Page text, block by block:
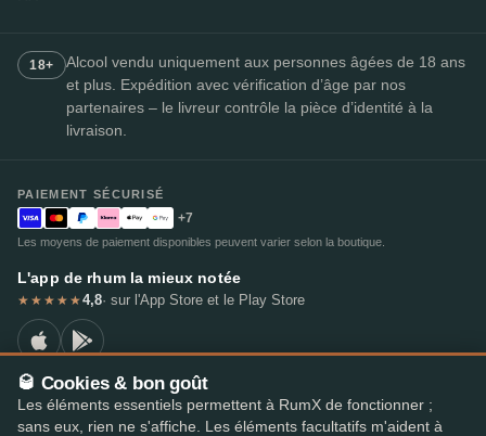
18+
Alcool vendu uniquement aux personnes âgées de 18 ans
et plus. Expédition avec vérification d’âge par nos
partenaires – le livreur contrôle la pièce d’identité à la
livraison.
PAIEMENT SÉCURISÉ
+7
Les moyens de paiement disponibles peuvent varier selon la boutique.
L'app de rhum la mieux notée
★★★★★4,8· sur l'App Store et le Play Store
🥃 Cookies & bon goût
Les éléments essentiels permettent à RumX de fonctionner ;
sans eux, rien ne s'affiche. Les éléments facultatifs m'aident à